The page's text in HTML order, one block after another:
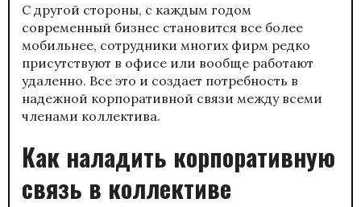
С другой стороны, с каждым годом
современный бизнес становится все более
мобильнее, сотрудники многих фирм редко
присутствуют в офисе или вообще работают
удаленно. Все это и создает потребность в
надежной корпоративной связи между всеми
членами коллектива.
Как наладить корпоративную
связь в коллективе